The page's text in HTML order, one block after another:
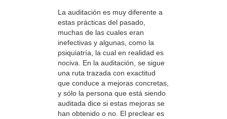
La auditación es muy diferente a
estas prácticas del pasado,
muchas de las cuales eran
inefectivas y algunas, como la
psiquiatría, la cual en realidad es
nociva. En la auditación, se sigue
una ruta trazada con exactitud
que conduce a mejoras concretas,
y sólo la persona que está siendo
auditada dice si estas mejoras se
han obtenido o no. El preclear es